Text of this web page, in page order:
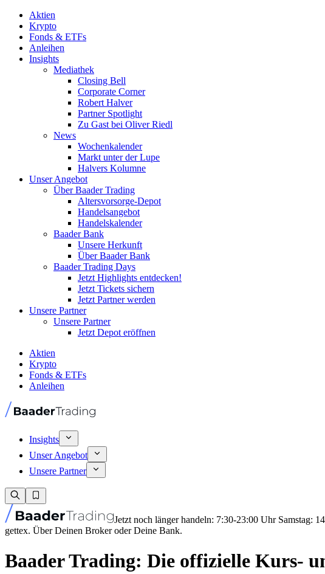
Aktien
Krypto
Fonds & ETFs
Anleihen
Insights
Mediathek
Closing Bell
Corporate Corner
Robert Halver
Partner Spotlight
Zu Gast bei Oliver Riedl
News
Wochenkalender
Markt unter der Lupe
Halvers Kolumne
Unser Angebot
Über Baader Trading
Altersvorsorge-Depot
Handelsangebot
Handelskalender
Baader Bank
Unsere Herkunft
Über Baader Bank
Baader Trading Days
Jetzt Highlights entdecken!
Jetzt Tickets sichern
Jetzt Partner werden
Unsere Partner
Unsere Partner
Jetzt Depot eröffnen
Aktien
Krypto
Fonds & ETFs
Anleihen
Insights
Unser Angebot
Unsere Partner
Jetzt noch länger handeln: 7:30-23:00 Uhr Samstag:
gettex. Über Deinen Broker oder Deine Bank.
Baader Trading: Die offizielle Kurs-